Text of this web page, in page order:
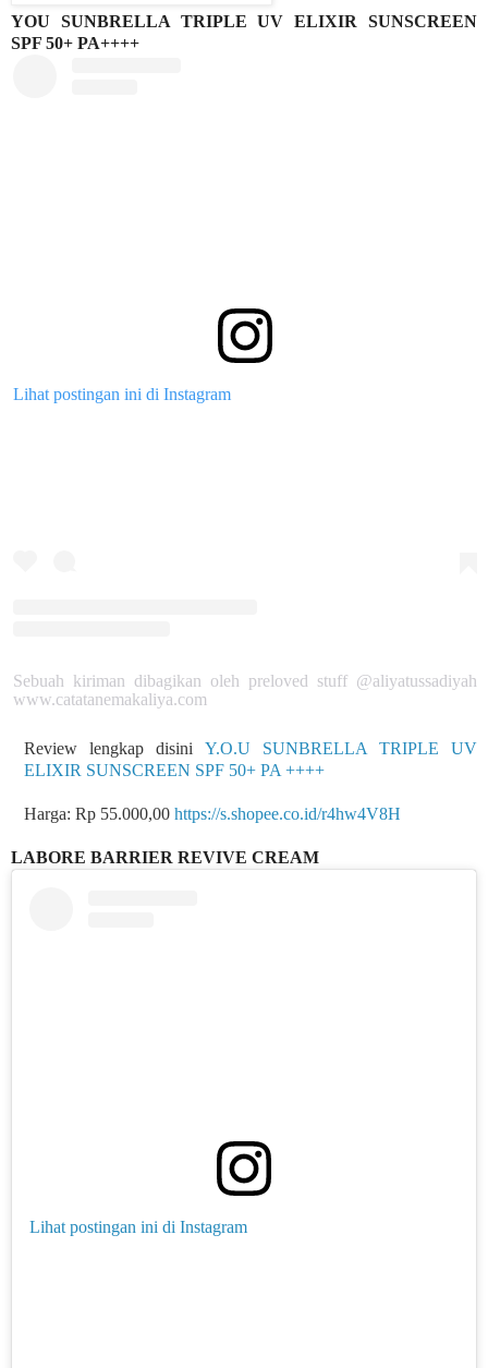
YOU SUNBRELLA TRIPLE UV ELIXIR SUNSCREEN
SPF 50+ PA++++
Lihat postingan ini di Instagram
Sebuah kiriman dibagikan oleh preloved stuff @aliyatussadiyah
www.catatanemakaliya.com
Review lengkap disini Y.O.U SUNBRELLA TRIPLE UV
ELIXIR SUNSCREEN SPF 50+ PA ++++
Harga: Rp 55.000,00 https://s.shopee.co.id/r4hw4V8H
LABORE BARRIER REVIVE CREAM
Lihat postingan ini di Instagram